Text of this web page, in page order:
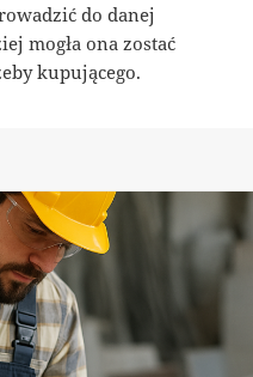
do danej
mogła ona zostać
kupującego.